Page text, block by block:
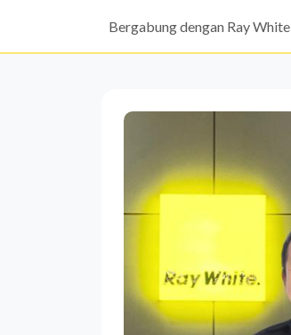
Bergabung dengan Ray White